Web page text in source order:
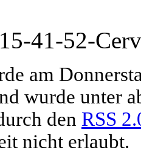
41-52-
am
wurde unter
den RSS
nicht erlaubt.